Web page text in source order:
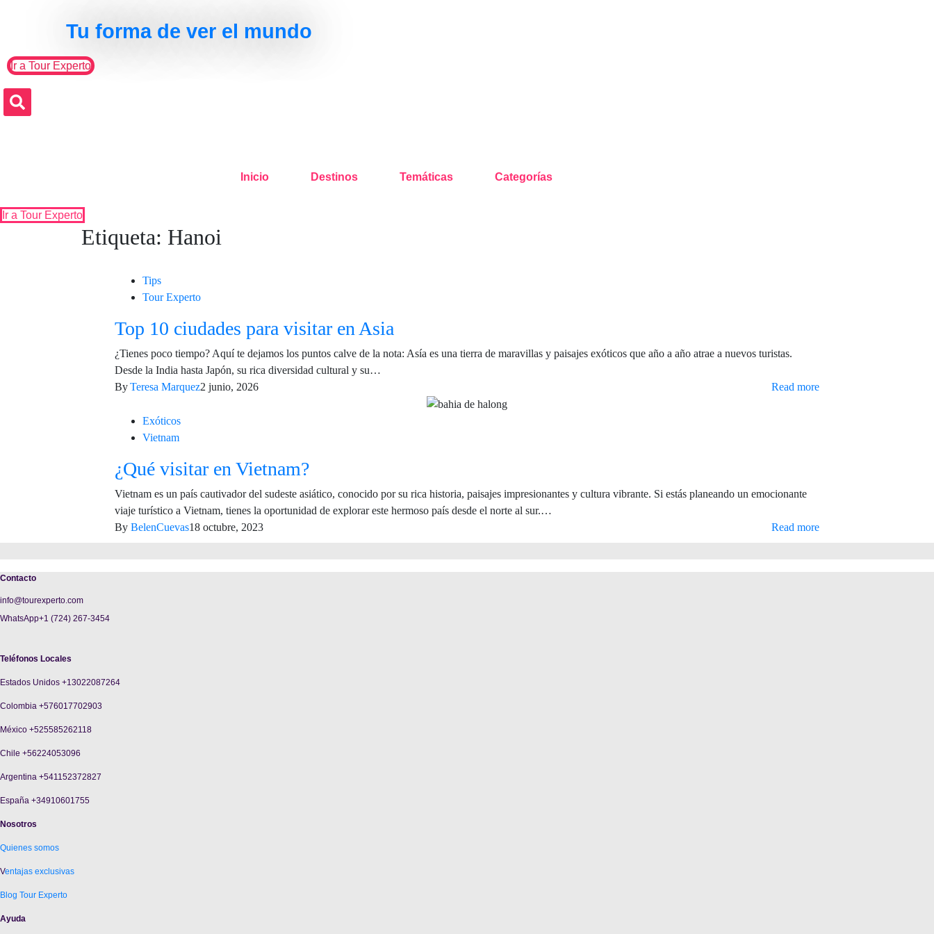
Tu forma de ver el mundo
Ir a Tour Experto
Inicio Destinos Temáticas Categorías
Ir a Tour Experto
Etiqueta: Hanoi
Tips
Tour Experto
Top 10 ciudades para visitar en Asia
¿Tienes poco tiempo? Aquí te dejamos los puntos calve de la nota: Asía es una tierra de maravillas y paisajes exóticos que año a año atrae a nuevos turistas.
Desde la India hasta Japón, su rica diversidad cultural y su…
ByTeresa Marquez2 junio, 2026 Read more
Exóticos
Vietnam
¿Qué visitar en Vietnam?
Vietnam es un país cautivador del sudeste asiático, conocido por su rica historia, paisajes impresionantes y cultura vibrante. Si estás planeando un emocionante
viaje turístico a Vietnam, tienes la oportunidad de explorar este hermoso país desde el norte al sur.…
By BelenCuevas18 octubre, 2023 Read more
Contacto
info@tourexperto.com
WhatsApp+1 (724) 267-3454
Teléfonos Locales
Estados Unidos +13022087264
Colombia +576017702903
México +525585262118
Chile +56224053096
Argentina +541152372827
España +34910601755
Nosotros
Quienes somos
Ventajas exclusivas
Blog Tour Experto
Ayuda